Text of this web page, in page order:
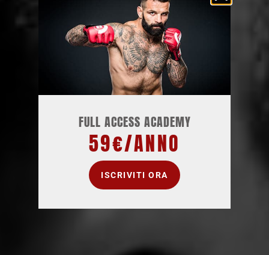
FULL ACCESS ACADEMY
59€/ANNO
ISCRIVITI ORA